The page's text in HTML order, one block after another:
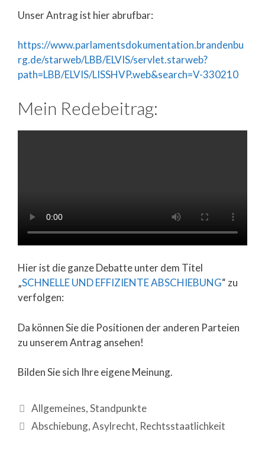
Unser Antrag ist hier abrufbar:
https://www.parlamentsdokumentation.brandenbu
rg.de/starweb/LBB/ELVIS/servlet.starweb?
path=LBB/ELVIS/LISSHVP.web&search=V-330210
Mein Redebeitrag:
Hier ist die ganze Debatte unter dem Titel
„SCHNELLE UND EFFIZIENTE ABSCHIEBUNG“ zu
verfolgen:
Da können Sie die Positionen der anderen Parteien
zu unserem Antrag ansehen!
Bilden Sie sich Ihre eigene Meinung.
Allgemeines,Standpunkte
Abschiebung,Asylrecht, Rechtsstaatlichkeit